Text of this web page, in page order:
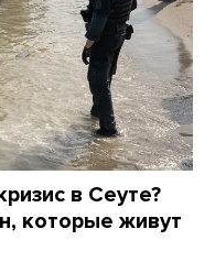
в Сеуте?
которые живут